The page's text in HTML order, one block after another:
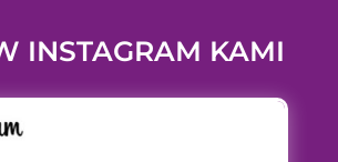
INSTAGRAM KAMI